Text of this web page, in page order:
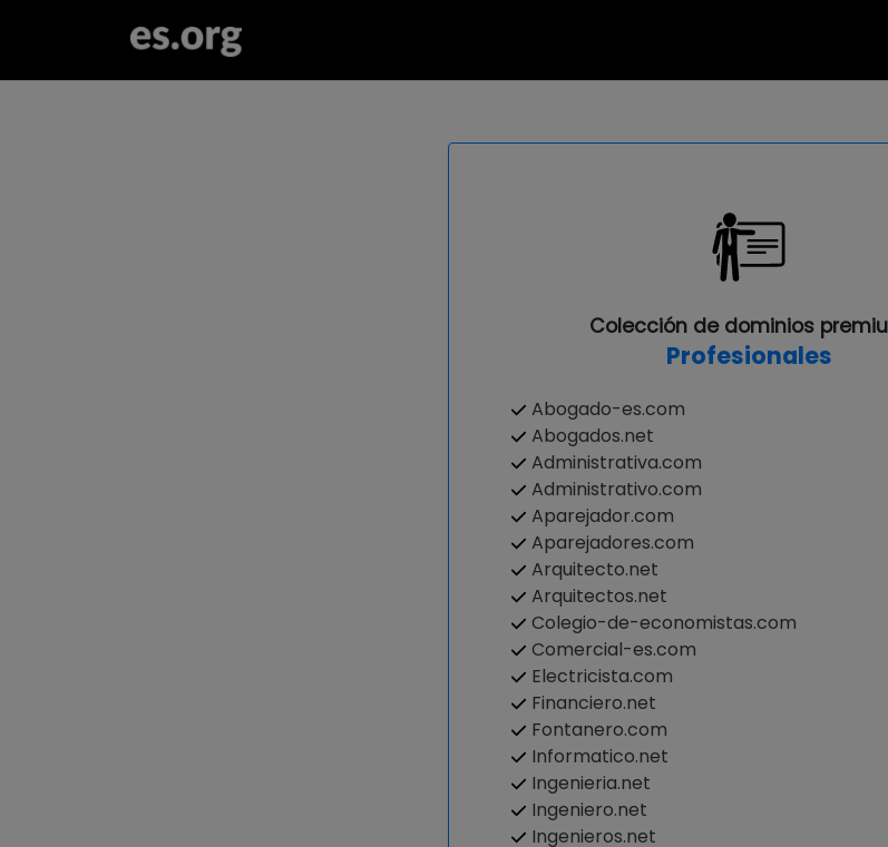
Colección de dominios
Profesionales
Abogado-es.com
Abogados.net
Administrativa.com
Administrativo.com
Aparejador.com
Aparejadores.com
Arquitecto.net
Arquitectos.net
Colegio-de-economistas.com
Comercial-es.com
Electricista.com
Financiero.net
Fontanero.com
Informatico.net
Ingenieria.net
Ingeniero.net
Ingenieros.net